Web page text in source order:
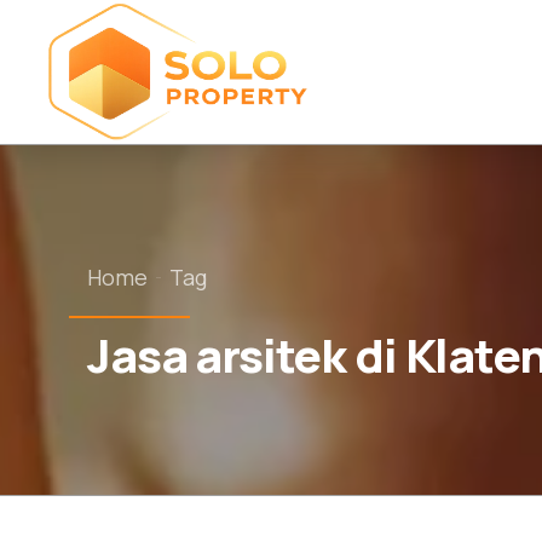
Home Tag
Jasa arsitek di